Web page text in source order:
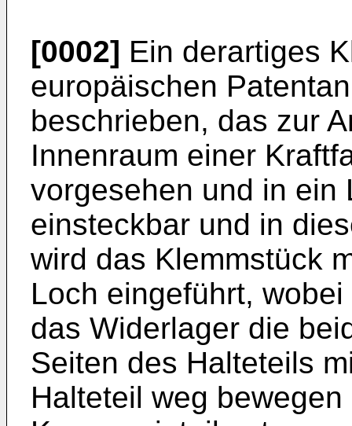
[0002] Ein derartiges
europäischen
beschrieben, das zur
Innenraum einer
vorgesehen und in ein
einsteckbar und in
wird das Klemmstück
Loch eingeführt,
das Widerlager die
Seiten des Halteteils
Halteteil weg